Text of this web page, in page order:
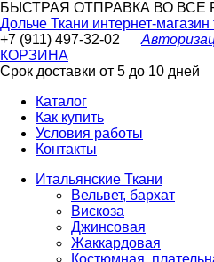
БЫСТРАЯ ОТПРАВКА ВО ВСЕ
Дольче Ткани интернет-магазин
+7 (911) 497-32-02
КОРЗИНА
Срок доставки от 5 до 10 дней
Каталог
Как купить
Условия работы
Контакты
Итальянские Ткани
Вельвет, бархат
Вискоза
Джинсовая
Жаккардовая
Костюмная,